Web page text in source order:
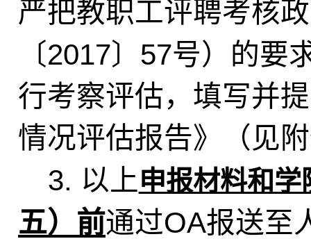
严把教职工评聘考核
〔2017〕 57号）的要
行考察评估，填写并
情况评估报告》（见
3. 以上申报材料和
五）前通过OA报送至